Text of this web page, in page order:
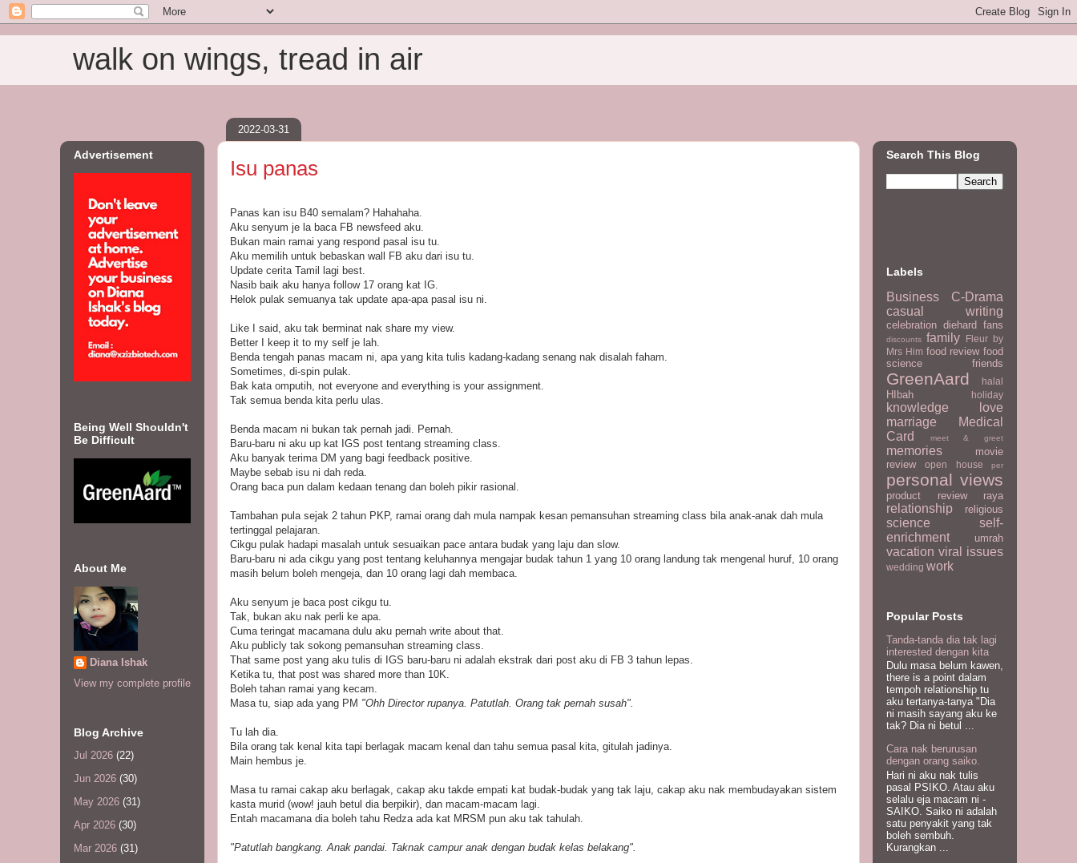
walk on wings, tread in air
2022-03-31
Isu panas
Panas kan isu B40 semalam? Hahahaha.
Aku senyum je la baca FB newsfeed aku.
Bukan main ramai yang respond pasal isu tu.
Aku memilih untuk bebaskan wall FB aku dari isu tu.
Update cerita Tamil lagi best.
Nasib baik aku hanya follow 17 orang kat IG.
Helok pulak semuanya tak update apa-apa pasal isu ni.
Like I said, aku tak berminat nak share my view.
Better I keep it to my self je lah.
Benda tengah panas macam ni, apa yang kita tulis kadang-kadang senang nak disalah faham.
Sometimes, di-spin pulak.
Bak kata omputih, not everyone and everything is your assignment.
Tak semua benda kita perlu ulas.
Benda macam ni bukan tak pernah jadi. Pernah.
Baru-baru ni aku up kat IGS post tentang streaming class.
Aku banyak terima DM yang bagi feedback positive.
Maybe sebab isu ni dah reda.
Orang baca pun dalam kedaan tenang dan boleh pikir rasional.
Tambahan pula sejak 2 tahun PKP, ramai orang dah mula nampak kesan pemansuhan streaming class bila anak-anak dah mula
tertinggal pelajaran.
Cikgu pulak hadapi masalah untuk sesuaikan pace antara budak yang laju dan slow.
Baru-baru ni ada cikgu yang post tentang keluhannya mengajar budak tahun 1 yang 10 orang landung tak mengenal huruf, 10 orang
masih belum boleh mengeja, dan 10 orang lagi dah membaca.
Aku senyum je baca post cikgu tu.
Tak, bukan aku nak perli ke apa.
Cuma teringat macamana dulu aku pernah write about that.
Aku publicly tak sokong pemansuhan streaming class.
That same post yang aku tulis di IGS baru-baru ni adalah ekstrak dari post aku di FB 3 tahun lepas.
Ketika tu, that post was shared more than 10K.
Boleh tahan ramai yang kecam.
Masa tu, siap ada yang PM "Ohh Director rupanya. Patutlah. Orang tak pernah susah".
Tu lah dia.
Bila orang tak kenal kita tapi berlagak macam kenal dan tahu semua pasal kita, gitulah jadinya.
Main hembus je.
Masa tu ramai cakap aku berlagak, cakap aku takde empati kat budak-budak yang tak laju, cakap aku nak membudayakan sistem
kasta murid (wow! jauh betul dia berpikir), dan macam-macam lagi.
Entah macamana dia boleh tahu Redza ada kat MRSM pun aku tak tahulah.
"Patutlah bangkang. Anak pandai. Taknak campur anak dengan budak kelas belakang".
Advertisement
Being Well Shouldn't
Be Difficult
About Me
Diana Ishak
View my complete profile
Blog Archive
Jul 2026 (22)
Jun 2026 (30)
May 2026 (31)
Apr 2026 (30)
Mar 2026 (31)
Search This Blog
Labels
Business
C-Drama
casual writing
celebration diehard fans
discounts family
Fleur by
Mrs Him food review food
science
friends
GreenAard halal
HIbah holiday
knowledge
love
marriage
Medical
Card
meet & greet
memories
movie
review
open house per
personal views
product review raya
relationship religious
science
self-
enrichment
umrah
vacation viral issues
wedding work
Popular Posts
Tanda-tanda dia tak lagi
interested dengan kita
Dulu masa belum kawen,
there is a point dalam
tempoh relationship tu
aku tertanya-tanya "Dia
ni masih sayang aku ke
tak? Dia ni betul ...
Cara nak berurusan
dengan orang saiko.
Hari ni aku nak tulis
pasal PSIKO. Atau aku
selalu eja macam ni -
SAIKO. Saiko ni adalah
satu penyakit yang tak
boleh sembuh.
Kurangkan ...